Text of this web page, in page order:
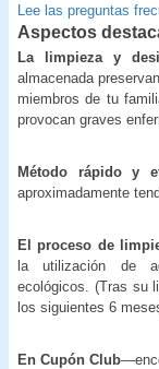
Lee las preguntas
Aspectos
La limpieza y
almacenada
miembros de tu
provocan graves
Método rápido y
aproximadamente
El proceso de
la utilización de
ecológicos. (Tras su
los siguientes 6
En Cupón Club